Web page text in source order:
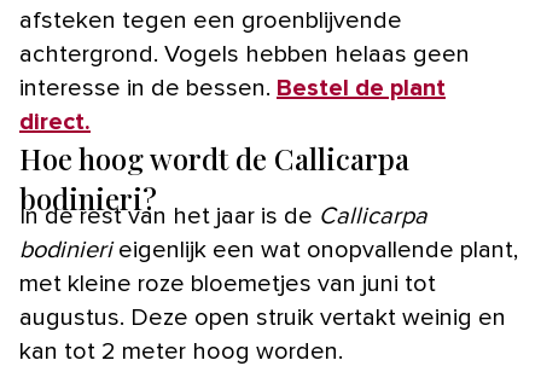
afsteken tegen een groenblijvende
achtergrond. Vogels hebben helaas geen
interesse in de bessen. Bestel de plant
direct.
Hoe hoog wordt de Callicarpa
bodinieri?
In de rest van het jaar is de Callicarpa
bodinierieigenlijk een wat onopvallende plant,
met kleine roze bloemetjes van juni tot
augustus. Deze open struik vertakt weinig en
kan tot 2 meter hoog worden.